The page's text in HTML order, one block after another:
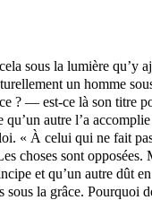
sous la lumière qu’y
un homme
? — est-ce là son titre
autre l’a
« À celui qui ne fait
sont opposées.
et qu’un autre dût
sous la grâce. Pourquoi